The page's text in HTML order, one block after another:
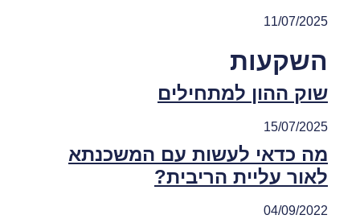
11/07/2025
השקעות
שוק ההון למתחילים
15/07/2025
מה כדאי לעשות עם המשכנתא
לאור עליית הריבית?
04/09/2022